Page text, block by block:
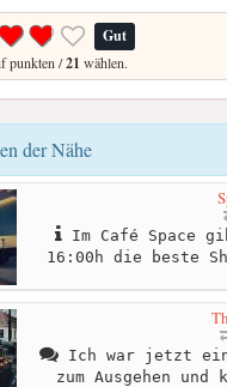
Gut
punkten /21 wählen.
der Nähe
Im Café Space
16:00h die beste
Ich war jetzt
zum Ausgehen